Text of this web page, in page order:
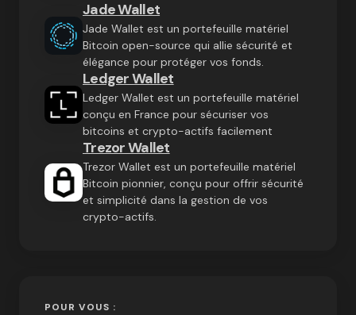
Jade Wallet
Jade Wallet est un portefeuille matériel
Bitcoin open-source qui allie sécurité et
élégance pour protéger vos fonds.
Ledger Wallet
Ledger Wallet est un portefeuille matériel
conçu en France pour sécuriser vos
bitcoins et crypto-actifs facilement
Trezor Wallet
Trezor Wallet est un portefeuille matériel
Bitcoin pionnier, conçu pour offrir sécurité
et simplicité dans la gestion de vos
crypto-actifs.
POUR VOUS :